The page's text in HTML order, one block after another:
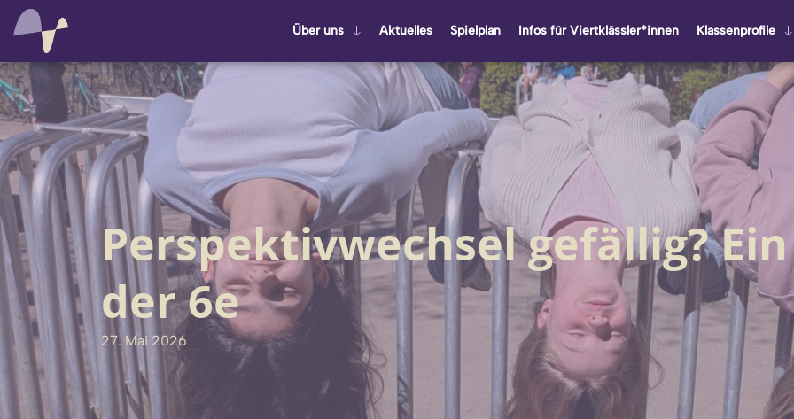
Über uns Ak­tu­el­les Spiel­plan Infos für Viert­kläss­ler*innen Klas­sen­pro­fi­le
Perspektivwechsel gefällig?
der 6e
27. Mai 2026